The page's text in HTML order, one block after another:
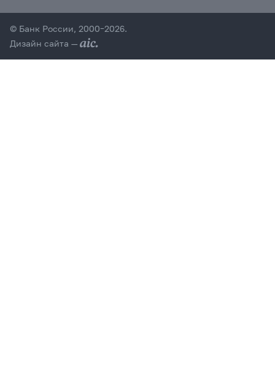
© Банк России, 2000–2026.
Дизайн сайта —